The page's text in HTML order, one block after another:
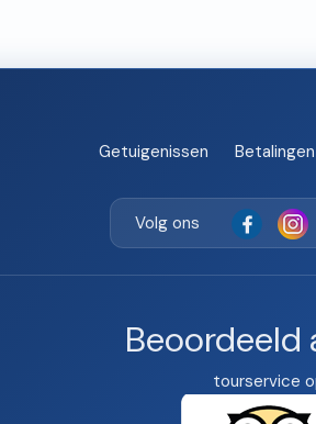
Getuigenissen Betalingen
Volg ons
Beoordeeld
tourservice